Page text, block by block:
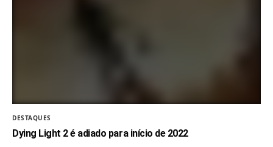
DESTAQUES
Dying Light 2 é adiado para início de 2022